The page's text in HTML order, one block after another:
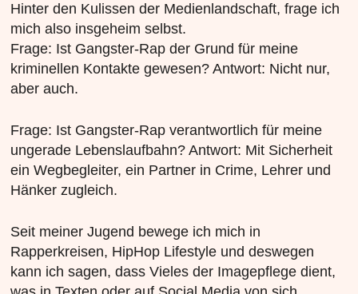
Hinter den Kulissen der Medienlandschaft, frage ich
mich also insgeheim selbst.
Frage: Ist Gangster-Rap der Grund für meine
kriminellen Kontakte gewesen? Antwort: Nicht nur,
aber auch.
Frage: Ist Gangster-Rap verantwortlich für meine
ungerade Lebenslaufbahn? Antwort: Mit Sicherheit
ein Wegbegleiter, ein Partner in Crime, Lehrer und
Hänker zugleich.
Seit meiner Jugend bewege ich mich in
Rapperkreisen, HipHop Lifestyle und deswegen
kann ich sagen, dass Vieles der Imagepflege dient,